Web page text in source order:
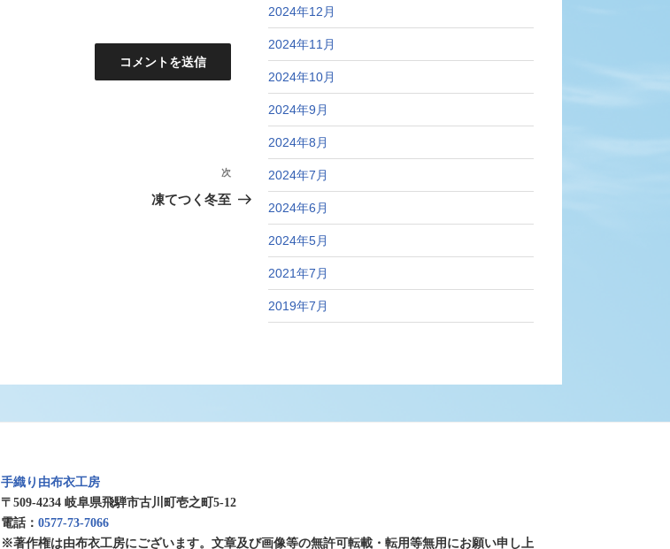
次
の
次
凍てつく冬至
2024年12月
2024年11月
2024年10月
2024年9月
2024年8月
2024年7月
2024年6月
2024年5月
2021年7月
2019年7月
手織り由布衣工房
〒509-4234 岐阜県飛騨市古川町壱之町5-12
電話：0577-73-7066
※著作権は由布衣工房にございます。文章及び画像等の無許可転載・転用等無用にお願い申し上